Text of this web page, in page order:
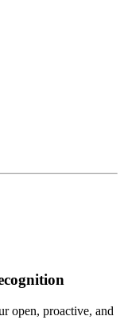
open, proactive, and